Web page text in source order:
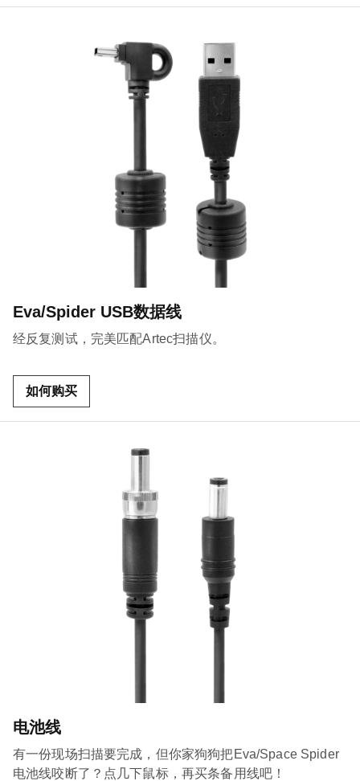
Eva/Spider USB数据线
经反复测试，完美匹配Artec扫描仪。
如何购买
电池线
有一份现场扫描要完成，但你家狗狗把Eva/Space Spider
电池线咬断了？点几下鼠标，再买条备用线吧！